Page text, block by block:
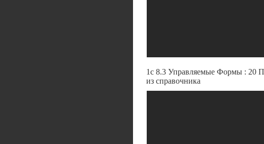
1с 8.3 Управляемые Формы : 20
из справочника